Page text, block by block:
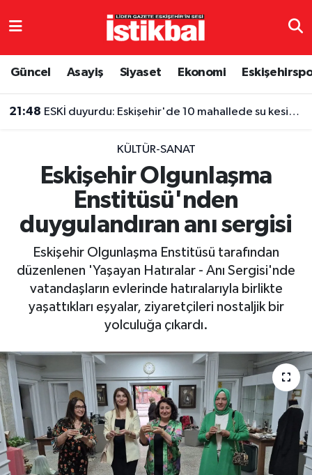
Güncel Asayiş Siyaset Ekonomi
21:48 ESKİ duyurdu: Eskişehir'de 10 mahallede su kesintisi
KÜLTÜR-SANAT
Eskişehir Olgunlaşma
Enstitüsü'nden
duygulandıran anı sergisi
Eskişehir Olgunlaşma Enstitüsü tarafından
düzenlenen 'Yaşayan Hatıralar - Anı Sergisi'nde
vatandaşların evlerinde hatıralarıyla birlikte
yaşattıkları eşyalar, ziyaretçileri nostaljik bir
yolculuğa çıkardı.
Eskişehirspor
Eğitim
Ekonomi
Sağlık
Resmi ilanlar
Eskişehir Nöbetçi Eczaneler
TFF 3.Lig 4.Grup Puan Durumu ve Fikstür
Tüm Manşetler
Son Dakika Haberleri
Haber Arşivi